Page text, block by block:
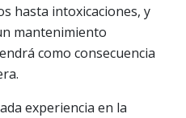
hasta intoxicaciones, y
mantenimiento
como consecuencia
experiencia en la